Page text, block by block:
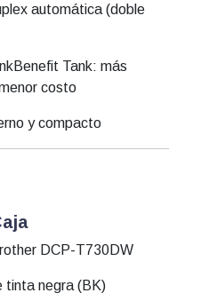
automática (doble
Tank: más
costo
y compacto
DCP-T730DW
tinta negra (BK)